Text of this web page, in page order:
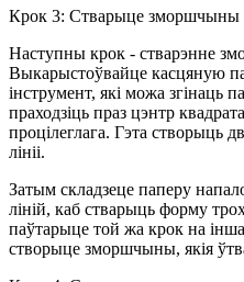
Крок 3: Стварыце зморшчыны
Наступны крок - стварэнне
Выкарыстоўвайце касцяную
інструмент, які можа згінаць
праходзіць праз цэнтр
процілеглага. Гэта створыць
лініі.
Затым складзеце паперу
ліній, каб стварыць форму
паўтарыце той жа крок на
створыце зморшчыны, якія